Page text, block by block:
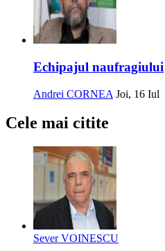
Echipajul naufragiului
Andrei CORNEA Joi, 16 Iul
Cele mai citite
Sever VOINESCU